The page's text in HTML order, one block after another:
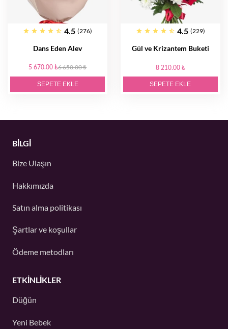
4.5 (276)
Dans Eden Alev
5 670.00 ₺6 650.00 ₺
SEPETE EKLE
4.5 (229)
Gül ve Krizantem Buketi
8 210.00 ₺
SEPETE EKLE
BİLGİ
Bize Ulaşın
Hakkımızda
Satın alma politikası
Şartlar ve koşullar
Ödeme metodları
ETKINLIKLER
Düğün
Yeni Bebek